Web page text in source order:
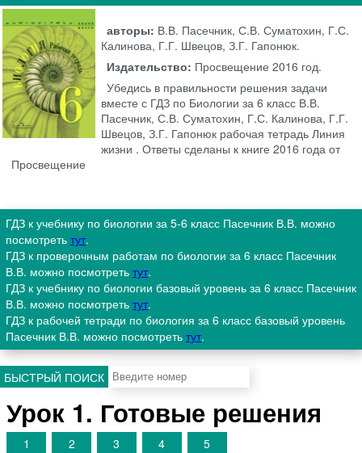
авторы: В.В. Пасечник, С.В. Суматохин, Г.С.
Калинова, Г.Г. Швецов, З.Г. Гапонюк.
Издательство: Просвещение 2016 год.
Убедись в правильности решения задачи
вместе с ГДЗ по Биологии за 6 класс В.В.
Пасечник, С.В. Суматохин, Г.С. Калинова, Г.Г.
Швецов, З.Г. Гапонюк рабочая тетрадь Линия
жизни . Ответы сделаны к книге 2016 года от
Просвещение
ГДЗ к учебнику по биологии за 5-6 класс Пасечник В.В. можно
посмотреть тут.
ГДЗ к проверочным работам по биологии за 6 класс Пасечник
В.В. можно посмотреть тут.
ГДЗ к учебнику по биологии базовый уровень за 6 класс Пасечник
В.В. можно посмотреть тут.
ГДЗ к рабочей тетради по биология за 6 класс базовый уровень
Пасечник В.В. можно посмотреть тут.
БЫСТРЫЙ ПОИСК
Урок 1. Готовые решения
1 2 3 4 5